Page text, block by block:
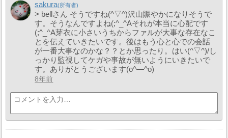
ファルさんとの相性は少し心配です。ただ子犬の遊
び盛りは生後1年以内なので、そこを乗り切ることが
できれば、お互い良き相棒になってくれることでし
ょう。
良い関係性が築けるまでは目を離さず、事故のな
い、ハッピーライフが送れるといいですね。
無理せず、ふぁいとです (oﾟ▽ﾟ)o
8年前
sakura
> bellさん そうですね(^▽^)沢山賑やかになりそうで
す。そうなんですよね(;^_^Aそれが本当に心配です
(;^_^A芽衣に小さいうちからファルが大事な存在なこ
とを伝えていきたいです。後はもう心と心での会話
が一番大事なのかな？？とか思ったり。はい(^▽^)/し
っかり監視してケガや事故が無いようにいきたいで
す。ありがとうございます(o^―^o)
8年前